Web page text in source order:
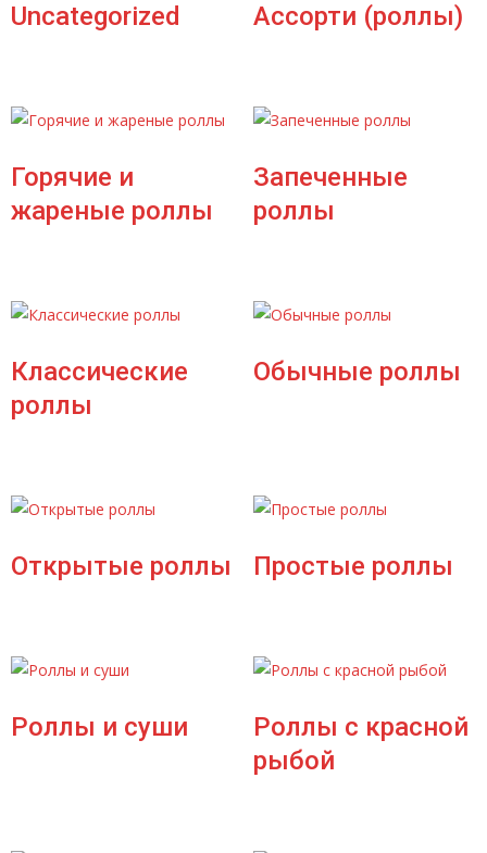
Uncategorized Ассорти (роллы)
Горячие и
жареные роллы
Запеченные
роллы
Классические
роллы
Обычные роллы
Открытые роллы Простые роллы
Роллы и суши
Роллы с красной
рыбой